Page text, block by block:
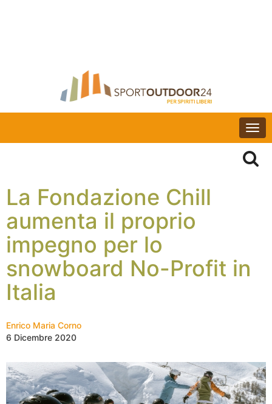
La Fondazione Chill
aumenta il proprio
impegno per lo
snowboard No-Profit in
Italia
Enrico Maria Corno
6 Dicembre 2020